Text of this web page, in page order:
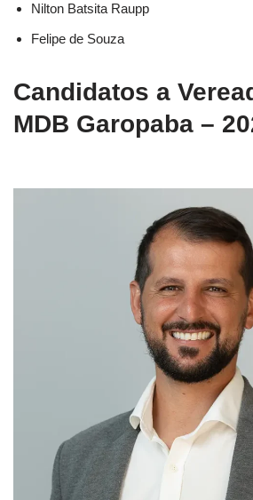
Nilton Batsita Raupp
Felipe de Souza
Candidatos a
MDB Garopaba –